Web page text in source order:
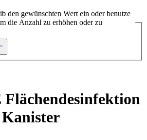
den gewünschten Wert ein oder benutze
die Anzahl zu erhöhen oder zu